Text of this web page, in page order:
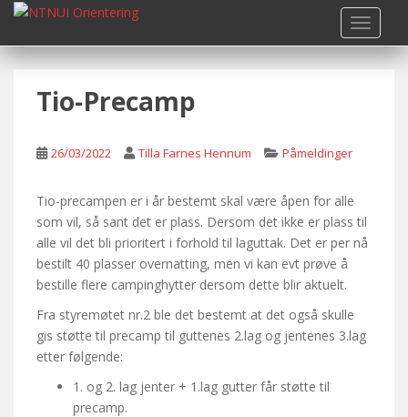
i
Tio-Precamp
26/03/2022 Tilla Farnes Hennum Påmeldinger
Tio-precampen er i år bestemt skal være åpen for alle
som vil, så sant det er plass. Dersom det ikke er plass til
alle vil det bli prioritert i forhold til laguttak. Det er per nå
bestilt 40 plasser overnatting, men vi kan evt prøve å
bestille flere campinghytter dersom dette blir aktuelt.
Fra styremøtet nr.2 ble det bestemt at det også skulle
gis støtte til precamp til guttenes 2.lag og jentenes 3.lag
etter følgende:
1. og 2. lag jenter + 1.lag gutter får støtte til
precamp.